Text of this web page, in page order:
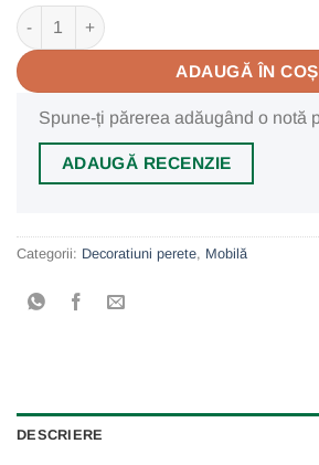
Cantitate Panou riflaj gri, 240x60x2.1 cm
ADAUGĂ ÎN COȘ
Spune-ți părerea adăugând o notă
ADAUGĂ RECENZIE
Categorii: Decoratiuni perete, Mobilă
DESCRIERE